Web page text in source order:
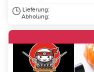
Lieferung:
Abholung: